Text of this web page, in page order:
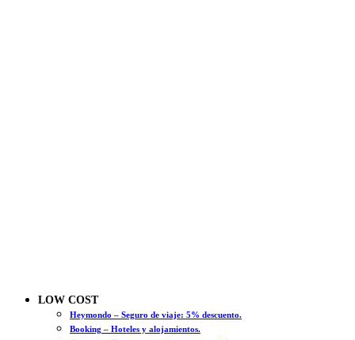
LOW COST
Heymondo – Seguro de viaje: 5% descuento.
Booking – Hoteles y alojamientos.